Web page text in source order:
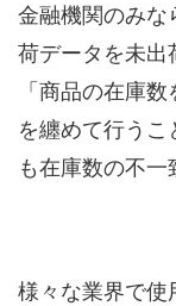
金融機関のみな
荷データを未
「商品の在庫
を纏めて行う
も在庫数の不一
様々な業界で使